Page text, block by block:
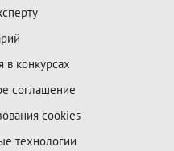
в конкурсах
соглашение
cookies
технологии